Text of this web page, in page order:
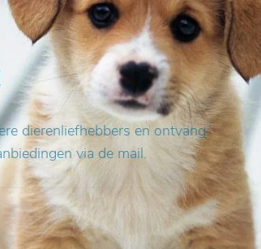
dierenliefhebbers en ontvang
via de mail.